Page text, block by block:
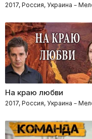
2017, Россия, Украина –
На краю любви
2017, Россия, Украина –